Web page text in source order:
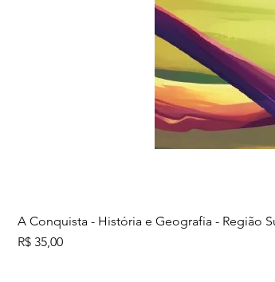
A Conquista - História e Geografia - Região
Preço
R$ 35,00